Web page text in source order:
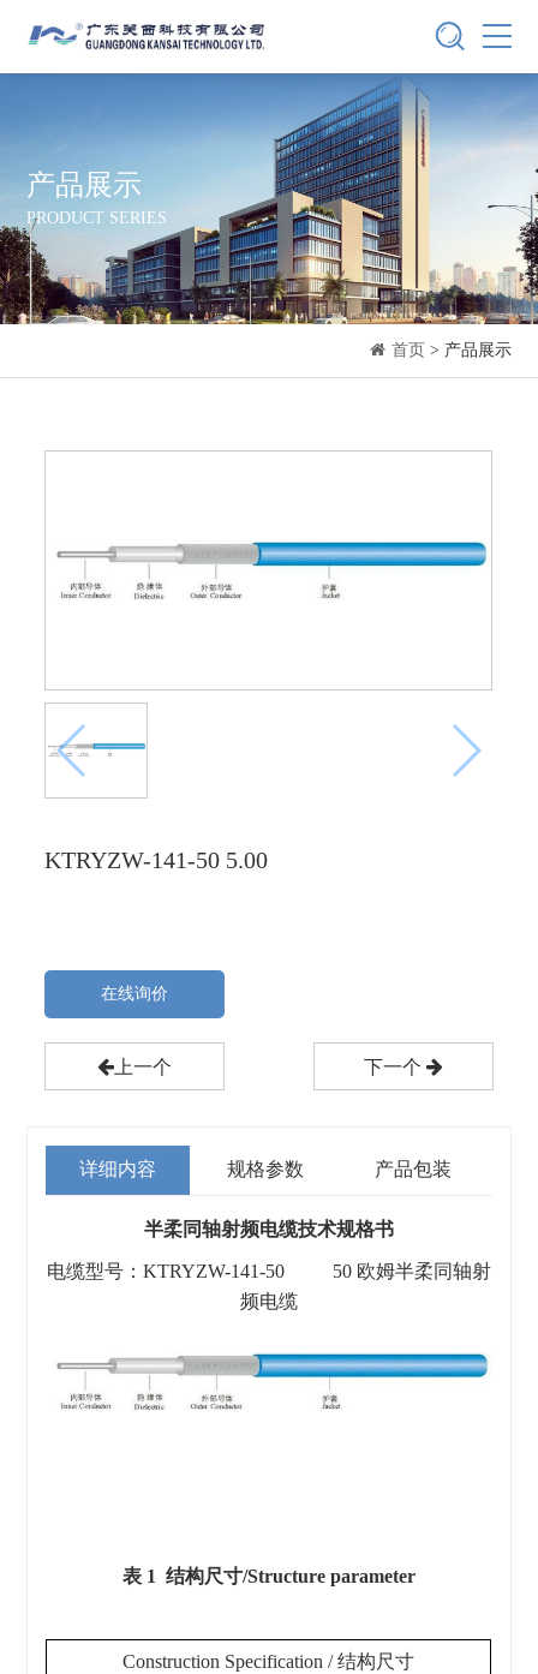
产品展示
PRODUCT SERIES
首页 > 产品展示
KTRYZW-141-50 5.00
在线询价
上一个 下一个
详细内容 规格参数 产品包装
半柔同轴射频电缆技术规格书
电缆型号：KTRYZW-141-50 50 欧姆半柔同轴射
频电缆
表 1 结构尺寸/Structure parameter
Construction Specification / 结构尺寸